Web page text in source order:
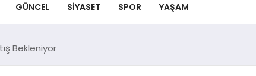
GÜNCEL SIYASET SPOR YAŞAM
Bekleniyor